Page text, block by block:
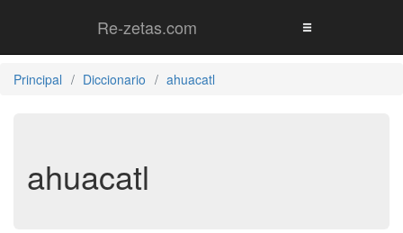
Re-zetas.com
Principal Diccionario ahuacatl
ahuacatl